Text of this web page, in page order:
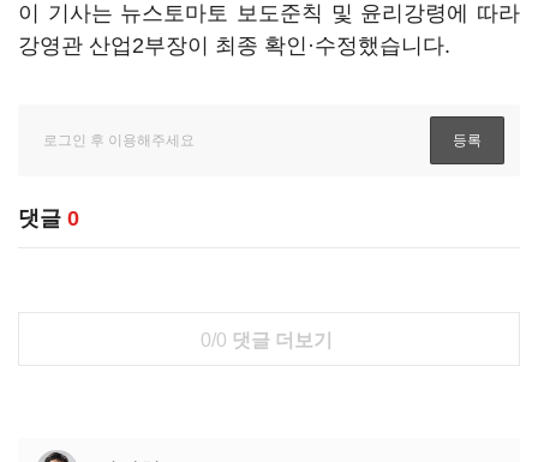
이 기사는 뉴스토마토 보도준칙 및 윤리강령에 따라
강영관 산업2부장이 최종 확인·수정했습니다.
댓글 0
0/0 댓글 더보기